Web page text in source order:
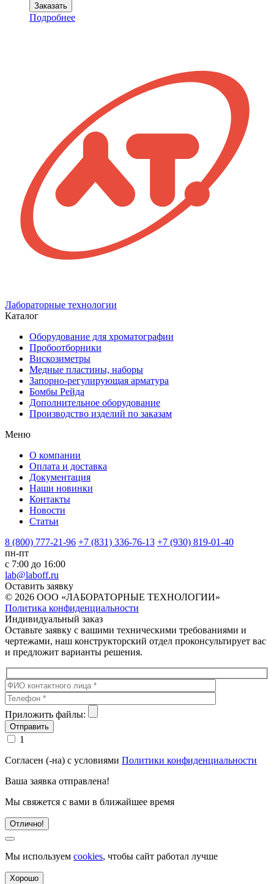
Пробоотборник
ППЖР-01
Заказать
Подробнее
Лабораторные технологии
Каталог
Оборудование для хроматографии
Пробоотборники
Вискозиметры
Медные пластины, наборы
Запорно-регулирующая арматура
Бомбы Рейда
Дополнительное оборудование
Производство изделий по заказам
Меню
О компании
Оплата и доставка
Документация
Наши новинки
Контакты
Новости
Статьи
8 (800) 777-21-96 +7 (831) 336-76-13 +7 (930) 819-01-40
пн-пт
с 7:00 до 16:00
lab@laboff.ru
Оставить заявку
© 2026 ООО «ЛАБОРАТОРНЫЕ ТЕХНОЛОГИИ»
Политика конфиденциальности
Индивидуальный заказ
Оставьте заявку с вашими техническими требованиями и
чертежами, наш конструкторский отдел проконсультирует вас
и предложит варианты решения.
Приложить файлы:
1
Согласен (-на) с условиями Политики конфиденциальности
Ваша заявка отправлена!
Мы свяжется с вами в ближайшее время
Отлично!
Мы используем cookies, чтобы сайт работал лучше
Хорошо